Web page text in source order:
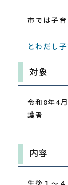
市では子
とわだし
対象
令和8年4
護者
内容
生後１〜